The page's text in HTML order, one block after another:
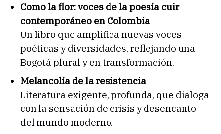
Como la flor: voces de la poesía cuir
contemporáneo en Colombia
Un libro que amplifica nuevas voces
poéticas y diversidades, reflejando una
Bogotá plural y en transformación.
Melancolía de la resistencia
Literatura exigente, profunda, que dialoga
con la sensación de crisis y desencanto
del mundo moderno.